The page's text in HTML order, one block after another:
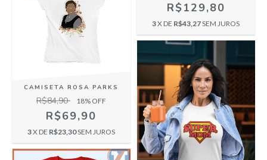
R$129,80
3X DE R$43,27SEM JUROS
CAMISETA ROSA PARKS
R$84,90 18% OFF
R$69,90
3X DE R$23,30SEM JUROS